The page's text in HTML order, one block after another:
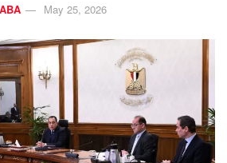
May 25, 2026